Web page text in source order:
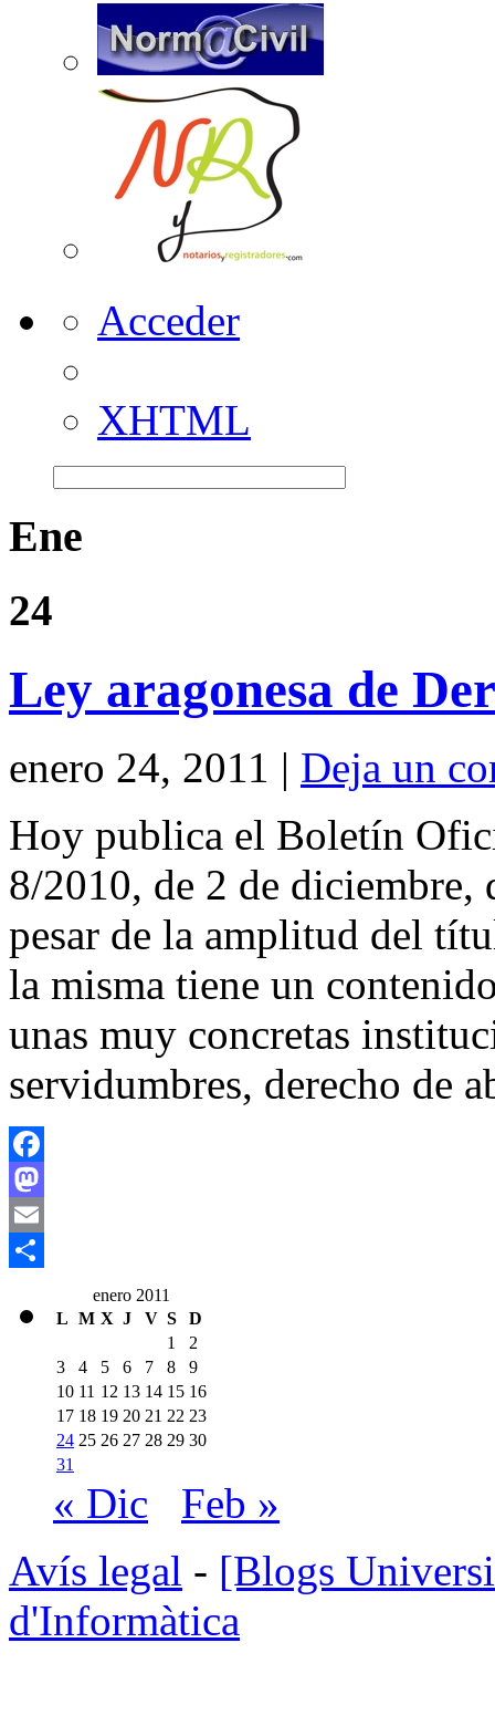
Acceder
XHTML
Ene
24
Ley aragonesa de
enero 24, 2011 | Deja un
Hoy publica el Boletín
8/2010, de 2 de
pesar de la amplitud del
la misma tiene un
unas muy concretas
servidumbres, derecho
Facebook
Mastodon
Email
enero 2011
L M X J V S
D
1
2
3
4 5 6 7 8
9
10 11 12 13 14 15 16
17 18 19 20 21 22 23
24 25 26 27 28 29 30
31
« Dic
Feb »
Avís legal - [Blogs
d'Informàtica